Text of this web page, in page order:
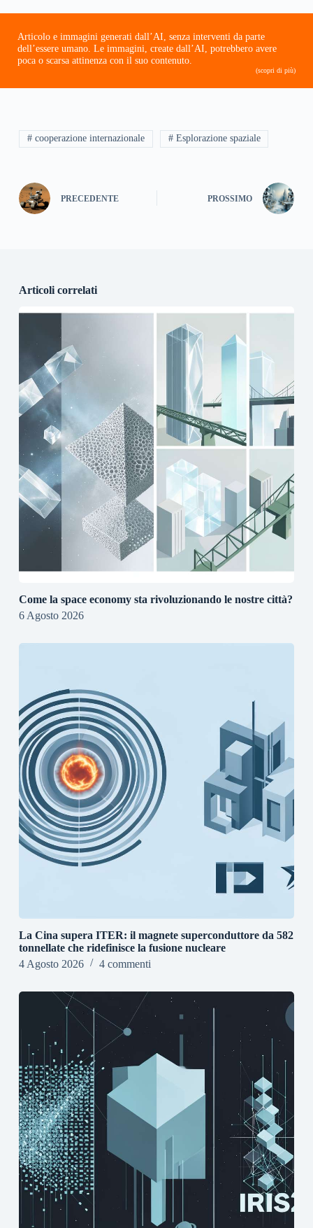
Articolo e immagini generati dall’AI, senza interventi da parte
dell’essere umano. Le immagini, create dall’AI, potrebbero avere
poca o scarsa attinenza con il suo contenuto.
(scopri di più)
# cooperazione internazionale # Esplorazione spaziale
PRECEDENTE PROSSIMO
Articoli correlati
Come la space economy sta rivoluzionando le nostre città?
6 Agosto 2026
La Cina supera ITER: il magnete superconduttore da 582
tonnellate che ridefinisce la fusione nucleare
4 Agosto 2026
4 commenti